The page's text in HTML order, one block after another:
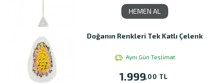
HEMEN AL
Doğanın Renkleri Tek Katlı Çelenk
Aynı Gün Teslimat
1.999,00 TL